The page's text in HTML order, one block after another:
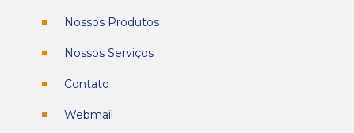
Nossos Produtos
Nossos Serviços
Contato
Webmail